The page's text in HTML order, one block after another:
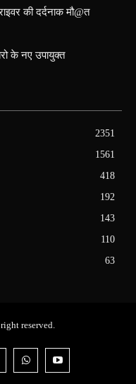
की दर्दनाक मौ@त
के नए उपायुक्त
2351
1561
418
192
143
110
63
reserved.